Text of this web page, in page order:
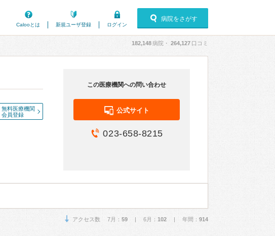
Calooとは
新規ユーザ登録 ログイン
病院をさがす
182,148病院・ 264,127 口コミ
無料医療機関
会員登録
この医療機関への問い合わせ
公式サイト
023-658-8215
アクセス数 7月： 59 | 6月： 102 | 年間： 914